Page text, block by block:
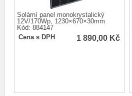
Solární panel monokrystalický
12V/170Wp, 1230×670×­30mm
Kód: 884147
Cena s DPH
1 890,00 Kč